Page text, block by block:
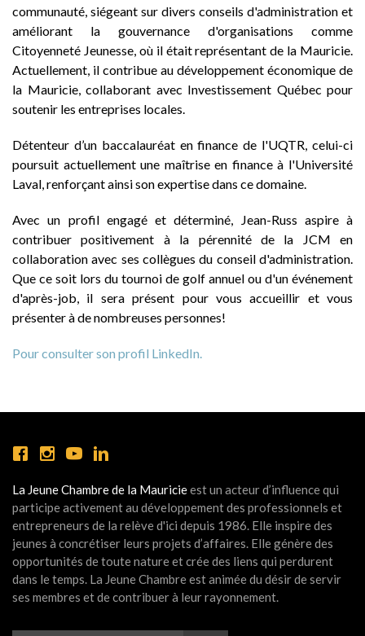
communauté, siégeant sur divers conseils d'administration et
améliorant la gouvernance d'organisations comme
Citoyenneté Jeunesse, où il était représentant de la Mauricie.
Actuellement, il contribue au développement économique de
la Mauricie, collaborant avec Investissement Québec pour
soutenir les entreprises locales.
Détenteur d’un baccalauréat en finance de l'UQTR, celui-ci
poursuit actuellement une maîtrise en finance à l'Université
Laval, renforçant ainsi son expertise dans ce domaine.
Avec un profil engagé et déterminé, Jean-Russ aspire à
contribuer positivement à la pérennité de la JCM en
collaboration avec ses collègues du conseil d'administration.
Que ce soit lors du tournoi de golf annuel ou d'un événement
d'après-job, il sera présent pour vous accueillir et vous
présenter à de nombreuses personnes!
Pour consulter son profil LinkedIn.
La Jeune Chambre de la Mauricieest un acteur d’influence qui
participe activement au développement des professionnels et
entrepreneurs de la relève d'ici depuis 1986. Elle inspire des
jeunes à concrétiser leurs projets d’affaires. Elle génère des
opportunités de toute nature et crée des liens qui perdurent
dans le temps. La Jeune Chambre est animée du désir de servir
ses membres et de contribuer à leur rayonnement.